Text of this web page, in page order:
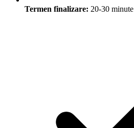
Termen finalizare: 20-30 minute